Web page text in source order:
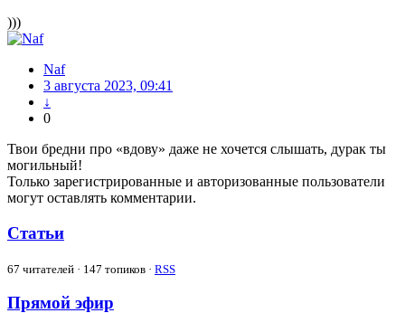
)))
Naf
3 августа 2023, 09:41
↓
0
Твои бредни про «вдову» даже не хочется слышать, дурак ты
могильный!
Только зарегистрированные и авторизованные пользователи
могут оставлять комментарии.
Статьи
67 читателей · 147 топиков · RSS
Прямой эфир